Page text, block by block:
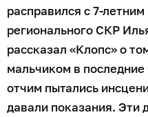
расправился с 7-
регионального СКР
рассказал «Клопс» о
мальчиком в последние
отчим пытались
давали показания. Эти